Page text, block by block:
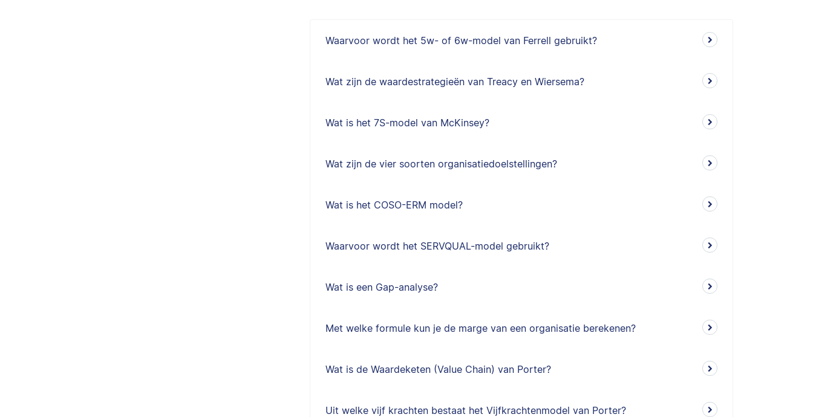
Waarvoor wordt het 5w- of 6w-model van Ferrell gebruikt?
Wat zijn de waardestrategieën van Treacy en Wiersema?
Wat is het 7S-model van McKinsey?
Wat zijn de vier soorten organisatiedoelstellingen?
Wat is het COSO-ERM model?
Waarvoor wordt het SERVQUAL-model gebruikt?
Wat is een Gap-analyse?
Met welke formule kun je de marge van een organisatie berekenen?
Wat is de Waardeketen (Value Chain) van Porter?
Uit welke vijf krachten bestaat het Vijfkrachtenmodel van Porter?